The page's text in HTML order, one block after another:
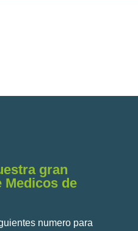
gran
Medicos de
numero para